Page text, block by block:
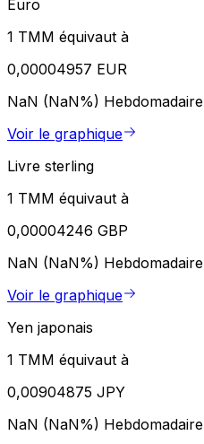
Euro
1 TMM équivaut à
0,00004957 EUR
NaN (NaN%) Hebdomadaire
Voir le graphique
Livre sterling
1 TMM équivaut à
0,00004246 GBP
NaN (NaN%) Hebdomadaire
Voir le graphique
Yen japonais
1 TMM équivaut à
0,00904875 JPY
NaN (NaN%) Hebdomadaire